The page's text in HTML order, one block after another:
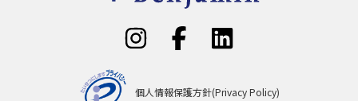
個人情報保護方針(Privacy Policy)